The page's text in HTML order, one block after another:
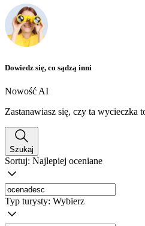
Dowiedz się, co sądzą inni
Nowość AI
Zastanawiasz się, czy ta wycieczka
Szukaj
Sortuj: Najlepiej oceniane
Typ turysty: Wybierz